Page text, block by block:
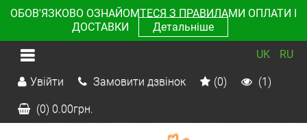
ОБОВ'ЯЗКОВО ОЗНАЙОМТЕСЯ З ПРАВИЛАМИ ОПЛАТИ І
ДОСТАВКИ
Детальніше
UK RU
Увійти Замовити дзвінок (0) (1)
(0) 0.00грн.